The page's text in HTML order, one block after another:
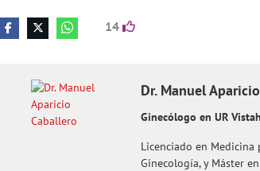
14
Dr. Manuel
Ginecólogo en UR
Licenciado en
Ginecología, y Máster